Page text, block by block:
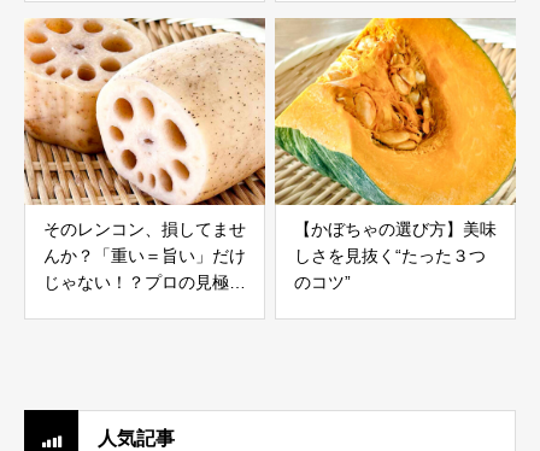
人に聞いた】
そのレンコン、損してませ
んか？「重い＝旨い」だけ
じゃない！？プロの見極め
【かぼちゃの選び方】美味
しさを見抜く“たった３つ
のコツ”
人気記事